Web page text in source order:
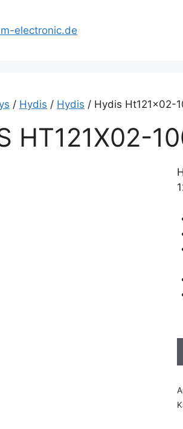
/ Hydis / Hydis / Hydis Ht121x02-
HT121X02-